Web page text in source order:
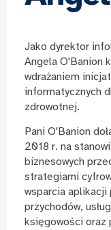
Jako dyrektor
Angela O'Banion
wdrażaniem
informatycznych
zdrowotnej.
Pani O'Banion
2018 r. na
biznesowych
strategiami
wsparcia
przychodów,
księgowości oraz